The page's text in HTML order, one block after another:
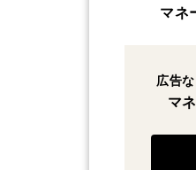
マネ
広告
マ